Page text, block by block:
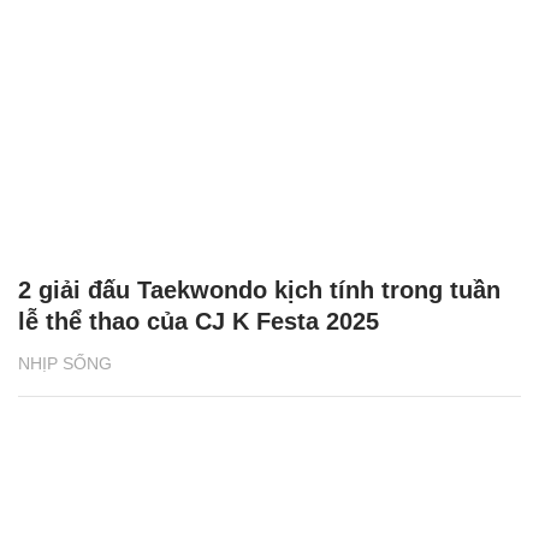
NHỊP SỐNG
2 giải đấu Taekwondo kịch tính trong tuần
lễ thể thao của CJ K Festa 2025